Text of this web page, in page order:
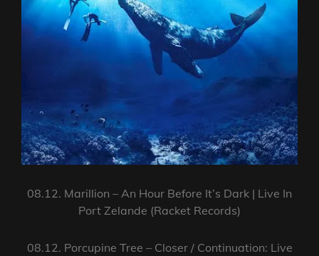
08.12. Marillion – An Hour Before It’s Dark | Live In
Port Zelande (Racket Records)
08.12. Porcupine Tree – Closer / Continuation: Live